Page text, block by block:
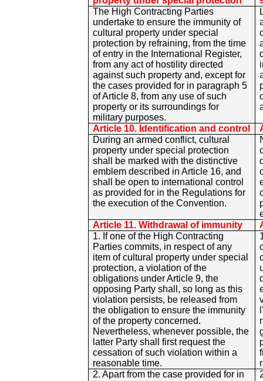
The High Contracting Parties
undertake to ensure the immunity of
cultural property under special
protection by refraining, from the time
of entry in the International Register,
from any act of hostility directed
against such property and, except for
the cases provided for in paragraph 5
of Article 8, from any use of such
property or its surroundings for
military purposes.
Article 10. Identification and control
During an armed conflict, cultural
property under special protection
shall be marked with the distinctive
emblem described in Article 16, and
shall be open to international control
as provided for in the Regulations for
the execution of the Convention.
Article 11. Withdrawal of immunity
1. If one of the High Contracting
Parties commits, in respect of any
item of cultural property under special
protection, a violation of the
obligations under Article 9, the
opposing Party shall, so long as this
violation persists, be released from
the obligation to ensure the immunity
of the property concerned.
Nevertheless, whenever possible, the
latter Party shall first request the
cessation of such violation within a
reasonable time.
2. Apart from the case provided for in